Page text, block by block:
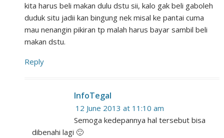
kita harus beli makan dulu dstu sii, kalo gak beli gaboleh
duduk situ jadii kan bingung nek misal ke pantai cuma
mau nenangin pikiran tp malah harus bayar sambil beli
makan dstu.
Reply
InfoTegal
12 June 2013 at 11:10 am
Semoga kedepannya hal tersebut bisa
dibenahi lagi 🙂